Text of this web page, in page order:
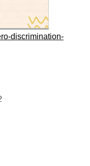
discrimination-